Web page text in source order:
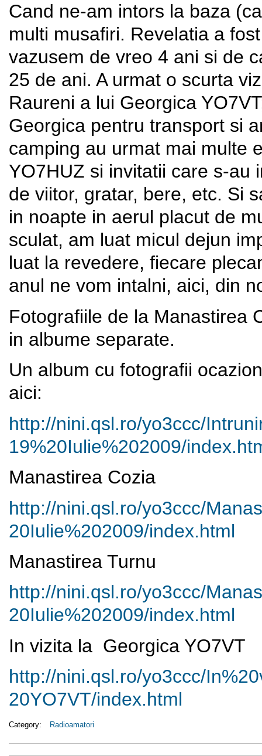
Cand ne-am intors la baza
multi musafiri. Revelatia a
vazusem de vreo 4 ani si de
25 de ani. A urmat o scurta
Raureni a lui Georgica
Georgica pentru transport si
camping au urmat mai multe
YO7HUZ si invitatii care s-au
de viitor, gratar, bere, etc. Si
in noapte in aerul placut de
sculat, am luat micul dejun
luat la revedere, fiecare
anul ne vom intalni, aici, din
Fotografiile de la Manastirea
in albume separate.
Un album cu fotografii
aici:
http://nini.qsl.ro/yo3ccc/
19%20Iulie%202009/index.
Manastirea Cozia
http://nini.qsl.ro/yo3ccc/
20Iulie%202009/index.html
Manastirea Turnu
http://nini.qsl.ro/yo3ccc/
20Iulie%202009/index.html
In vizita la Georgica YO7VT
http://nini.qsl.ro/yo3ccc/In%
20YO7VT/index.html
Category: Radioamatori